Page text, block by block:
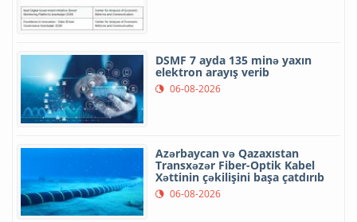
DSMF 7 ayda 135 minə yaxın
elektron arayış verib
06-08-2026
Azərbaycan və Qazaxıstan
Transxəzər Fiber-Optik Kabel
Xəttinin çəkilişini başa çatdırıb
06-08-2026